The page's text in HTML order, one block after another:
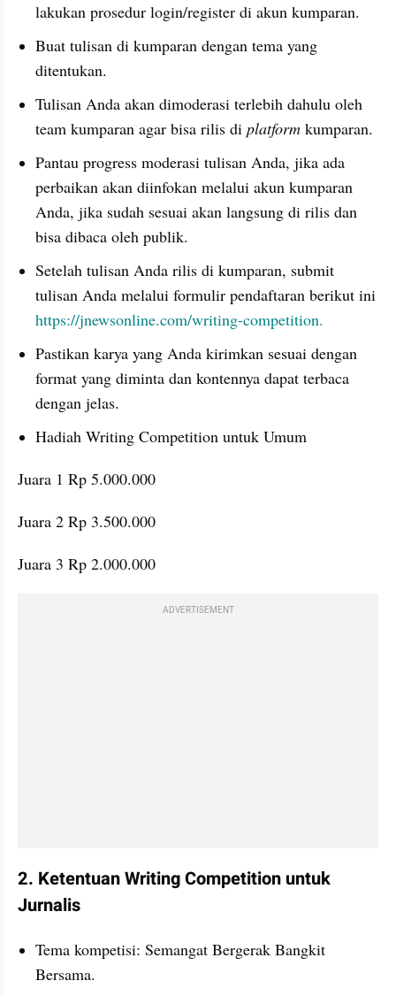
lakukan prosedur login/register di akun kumparan.
Buat tulisan di kumparan dengan tema yang
ditentukan.
Tulisan Anda akan dimoderasi terlebih dahulu oleh
team kumparan agar bisa rilis di platform kumparan.
Pantau progress moderasi tulisan Anda, jika ada
perbaikan akan diinfokan melalui akun kumparan
Anda, jika sudah sesuai akan langsung di rilis dan
bisa dibaca oleh publik.
Setelah tulisan Anda rilis di kumparan, submit
https://jnewsonline.com/writing-competition.
Pastikan karya yang Anda kirimkan sesuai dengan
format yang diminta dan kontennya dapat terbaca
dengan jelas.
Hadiah Writing Competition untuk Umum
Juara 1 Rp 5.000.000
Juara 2 Rp 3.500.000
ADVERTISEMENT
2. Ketentuan Writing Competition untuk
Jurnalis
Tema kompetisi: Semangat Bergerak Bangkit
Bersama.